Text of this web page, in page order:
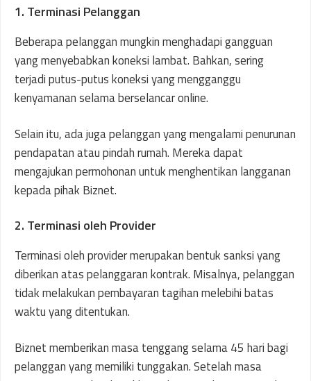
1. Terminasi Pelanggan
Beberapa pelanggan mungkin menghadapi gangguan
yang menyebabkan koneksi lambat. Bahkan, sering
terjadi putus-putus koneksi yang mengganggu
kenyamanan selama berselancar online.
Selain itu, ada juga pelanggan yang mengalami penurunan
pendapatan atau pindah rumah. Mereka dapat
mengajukan permohonan untuk menghentikan langganan
kepada pihak Biznet.
2. Terminasi oleh Provider
Terminasi oleh provider merupakan bentuk sanksi yang
diberikan atas pelanggaran kontrak. Misalnya, pelanggan
tidak melakukan pembayaran tagihan melebihi batas
waktu yang ditentukan.
Biznet memberikan masa tenggang selama 45 hari bagi
pelanggan yang memiliki tunggakan. Setelah masa